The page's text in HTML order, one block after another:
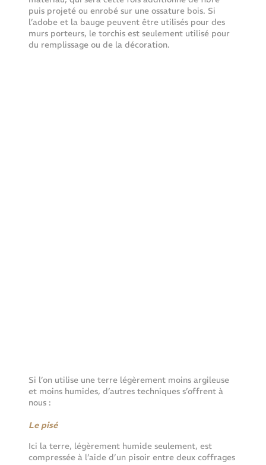
puis projeté ou enrobé sur une ossature bois. Si
l’adobe et la bauge peuvent être utilisés pour des
murs porteurs, le torchis est seulement utilisé pour
du remplissage ou de la décoration.
Si l’on utilise une terre légèrement moins argileuse
et moins humides, d’autres techniques s’offrent à
nous :
Le pisé
Ici la terre, légèrement humide seulement, est
compressée à l’aide d’un pisoir entre deux coffrages